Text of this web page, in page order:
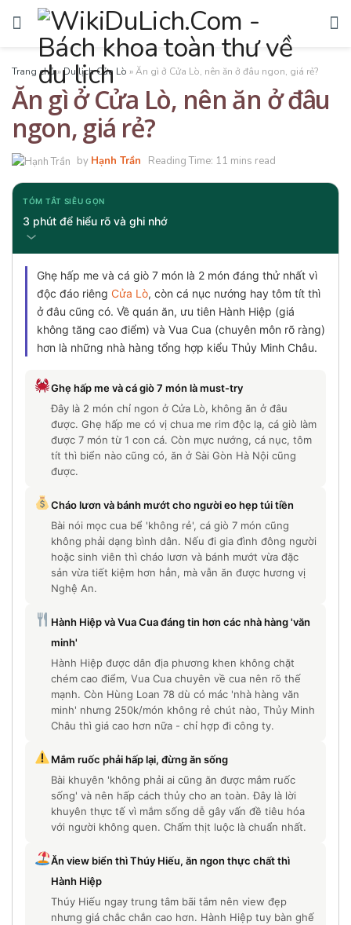
Trang chủ»Du lịch Cửa Lò »Ăn gì ở Cửa Lò, nên ăn ở đâu ngon, giá rẻ?
Ăn gì ở Cửa Lò, nên ăn ở đâu
ngon, giá rẻ?
by Hạnh Trần Reading Time: 11 mins read
TÓM TẮT SIÊU GỌN
3 phút để hiểu rõ và ghi nhớ
Ghẹ hấp me và cá giò 7 món là 2 món đáng thử nhất vì
độc đáo riêng Cửa Lò, còn cá nục nướng hay tôm tít thì
ở đâu cũng có. Về quán ăn, ưu tiên Hành Hiệp (giá
không tăng cao điểm) và Vua Cua (chuyên môn rõ ràng)
hơn là những nhà hàng tổng hợp kiểu Thủy Minh Châu.
Ghẹ hấp me và cá giò 7 món là must-try
Đây là 2 món chỉ ngon ở Cửa Lò, không ăn ở đâu
được. Ghẹ hấp me có vị chua me rim độc lạ, cá giò làm
được 7 món từ 1 con cá. Còn mực nướng, cá nục, tôm
tít thì biển nào cũng có, ăn ở Sài Gòn Hà Nội cũng
được.
Cháo lươn và bánh mướt cho người eo hẹp túi tiền
Bài nói mọc cua bể 'không rẻ', cá giò 7 món cũng
không phải dạng bình dân. Nếu đi gia đình đông người
hoặc sinh viên thì cháo lươn và bánh mướt vừa đặc
sản vừa tiết kiệm hơn hẳn, mà vẫn ăn được hương vị
Nghệ An.
Hành Hiệp và Vua Cua đáng tin hơn các nhà hàng 'văn
minh'
Hành Hiệp được dân địa phương khen không chặt
chém cao điểm, Vua Cua chuyên về cua nên rõ thế
mạnh. Còn Hùng Loan 78 dù có mác 'nhà hàng văn
minh' nhưng 250k/món không rẻ chút nào, Thủy Minh
Châu thì giá cao hơn nữa - chỉ hợp đi công ty.
Mắm ruốc phải hấp lại, đừng ăn sống
Bài khuyên 'không phải ai cũng ăn được mắm ruốc
sống' và nên hấp cách thủy cho an toàn. Đây là lời
khuyên thực tế vì mắm sống dễ gây vấn đề tiêu hóa
với người không quen. Chấm thịt luộc là chuẩn nhất.
Ăn view biển thì Thúy Hiếu, ăn ngon thực chất thì
Hành Hiệp
Thúy Hiếu ngay trung tâm bãi tắm nên view đẹp
nhưng giá chắc chắn cao hơn. Hành Hiệp tuy bàn ghế